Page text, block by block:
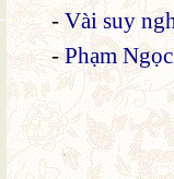
-Vài suy
-Phạm